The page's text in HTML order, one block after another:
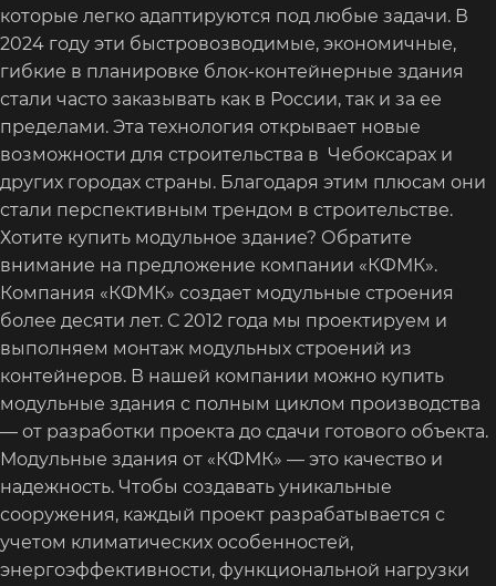
которые легко адаптируются под любые задачи. В
2024 году эти быстровозводимые, экономичные,
гибкие в планировке блок-контейнерные здания
стали часто заказывать как в России, так и за ее
пределами. Эта технология открывает новые
возможности для строительства в Чебоксарах и
других городах страны. Благодаря этим плюсам они
стали перспективным трендом в строительстве.
Хотите купить модульное здание? Обратите
внимание на предложение компании «КФМК».
Компания «КФМК» создает модульные строения
более десяти лет. С 2012 года мы проектируем и
выполняем монтаж модульных строений из
контейнеров. В нашей компании можно купить
модульные здания с полным циклом производства
— от разработки проекта до сдачи готового объекта.
Модульные здания от «КФМК» — это качество и
надежность. Чтобы создавать уникальные
сооружения, каждый проект разрабатывается с
учетом климатических особенностей,
энергоэффективности, функциональной нагрузки